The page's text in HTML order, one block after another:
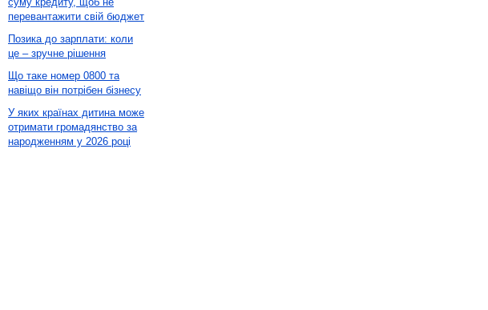
перевантажити свій бюджет
Позика до зарплати: коли
це – зручне рішення
Що таке номер 0800 та
навіщо він потрібен бізнесу
У яких країнах дитина може
отримати громадянство за
народженням у 2026 році